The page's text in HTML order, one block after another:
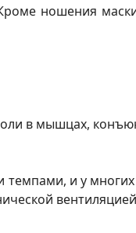
ношения
в мышцах,
и у
вентиляцией